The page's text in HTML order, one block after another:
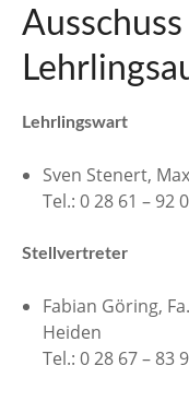
Lehrlingswart
Sven Stenert,
Tel.: 0 28 61 – 92
Stellvertreter
Fabian Göring,
Heiden
Tel.: 0 28 67 – 83